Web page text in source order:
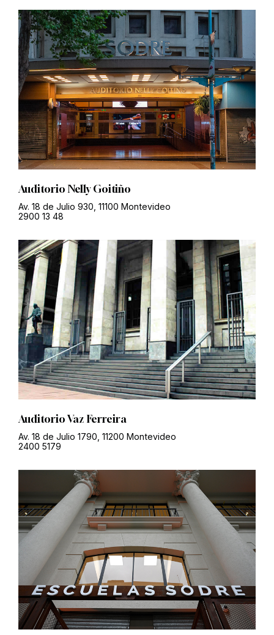
Auditorio Nelly Goitiño
Av. 18 de Julio 930, 11100 Montevideo
2900 13 48
Auditorio Vaz Ferreira
Av. 18 de Julio 1790, 11200 Montevideo
2400 5179